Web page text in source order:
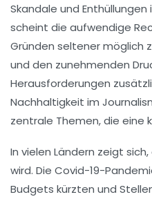
Skandale und
scheint die aufwendige
Gründen seltener möglich
und den zunehmenden
Herausforderungen
Nachhaltigkeit im
zentrale Themen, die eine
In vielen Ländern zeigt
wird. Die Covid-19-
Budgets kürzten und